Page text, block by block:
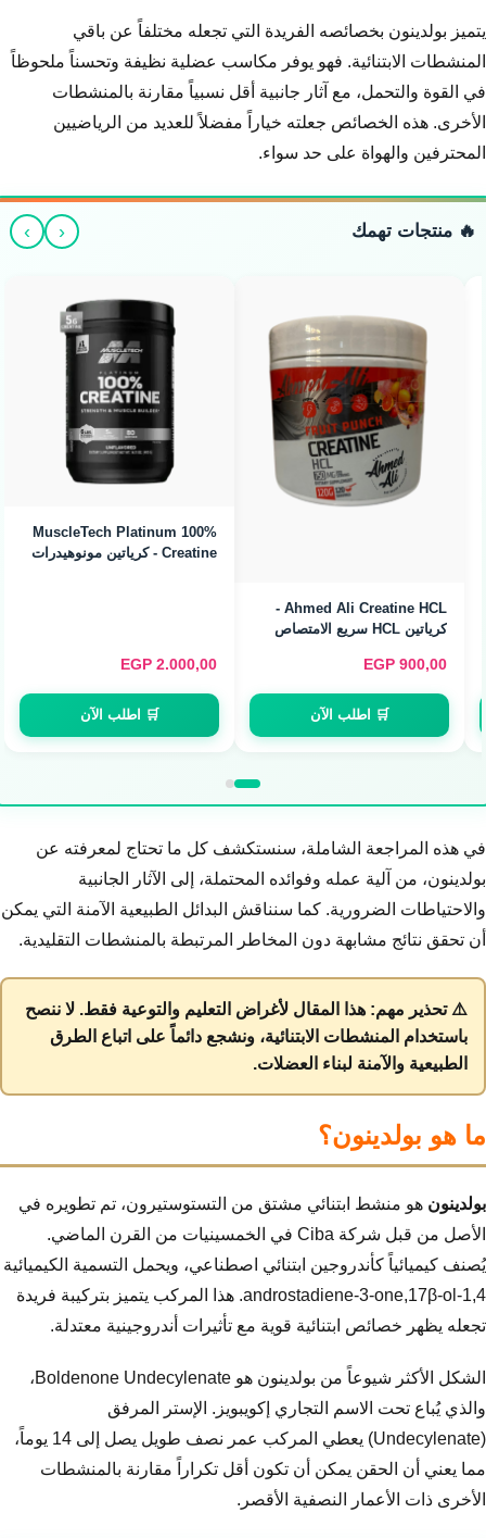
يتميز بولدينون بخصائصه الفريدة التي تجعله مختلفاً عن باقي
المنشطات الابتنائية. فهو يوفر مكاسب عضلية نظيفة وتحسناً ملحوظاً
في القوة والتحمل، مع آثار جانبية أقل نسبياً مقارنة بالمنشطات
الأخرى. هذه الخصائص جعلته خياراً مفضلاً للعديد من الرياضيين
المحترفين والهواة على حد سواء.
🔥 منتجات تهمك ‹
›
Ahmed Ali Creatine HCL -
كرياتين HCL سريع الامتصاص
900,00
EGP
🛒 اطلب الآن
MuscleTech Platinum 100%
Creatine - كرياتين مونوهيدرات
2.000,00
EGP
🛒 اطلب الآن
في هذه المراجعة الشاملة، سنستكشف كل ما تحتاج لمعرفته عن
بولدينون، من آلية عمله وفوائده المحتملة، إلى الآثار الجانبية
والاحتياطات الضرورية. كما سنناقش البدائل الطبيعية الآمنة التي يمكن
أن تحقق نتائج مشابهة دون المخاطر المرتبطة بالمنشطات التقليدية.
⚠️ تحذير مهم: هذا المقال لأغراض التعليم والتوعية فقط. لا ننصح
باستخدام المنشطات الابتنائية، ونشجع دائماً على اتباع الطرق
الطبيعية والآمنة لبناء العضلات.
ما هو بولدينون؟
بولدينون هو منشط ابتنائي مشتق من التستوستيرون، تم تطويره في
الأصل من قبل شركة Ciba في الخمسينيات من القرن الماضي.
يُصنف كيميائياً كأندروجين ابتنائي اصطناعي، ويحمل التسمية الكيميائية
1,4-androstadiene-3-one,17β-ol. هذا المركب يتميز بتركيبة فريدة
تجعله يظهر خصائص ابتنائية قوية مع تأثيرات أندروجينية معتدلة.
الشكل الأكثر شيوعاً من بولدينون هو Boldenone Undecylenate،
والذي يُباع تحت الاسم التجاري إكويبويز. الإستر المرفق
(Undecylenate) يعطي المركب عمر نصف طويل يصل إلى 14 يوماً،
مما يعني أن الحقن يمكن أن تكون أقل تكراراً مقارنة بالمنشطات
الأخرى ذات الأعمار النصفية الأقصر.